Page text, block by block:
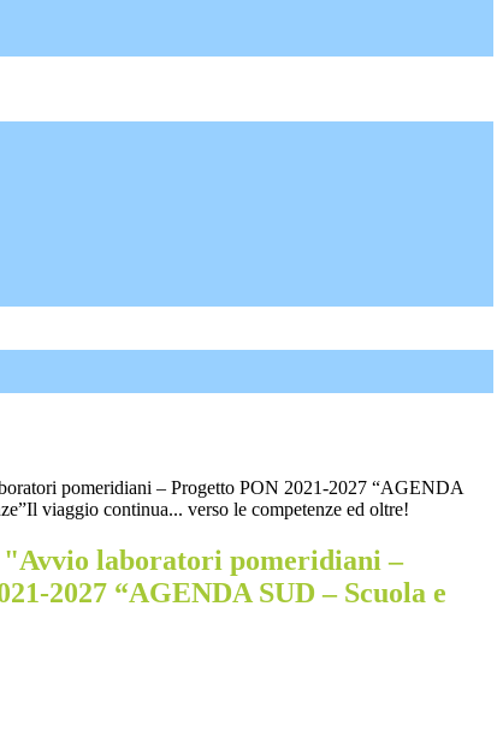
pomeridiani – Progetto PON 2021-2027 “AGENDA
viaggio continua... verso le competenze ed oltre!
"Avvio laboratori pomeridiani –
2027 “AGENDA SUD – Scuola e